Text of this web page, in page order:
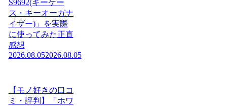
S9692(キーケー
ス・キーオーガナ
イザー)」を実際
に使ってみた正直
感想
2026.08.052026.08.05
【モノ好きの口コ
ミ・評判】「ホワ